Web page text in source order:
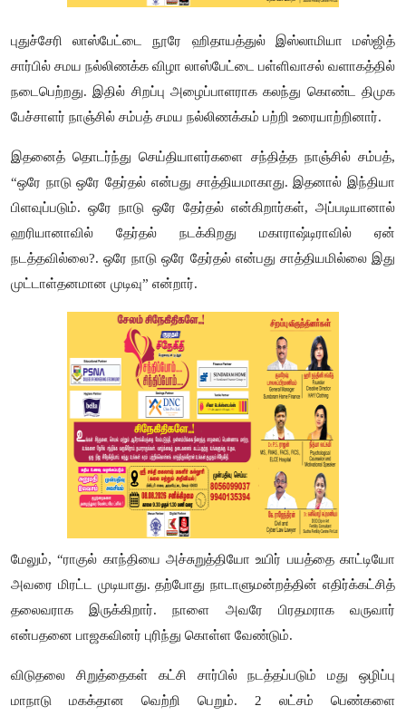
புதுச்சேரி லாஸ்பேட்டை நூரே ஹிதாயத்துல் இஸ்லாமியா மஸ்ஜித்
சார்பில் சமய நல்லிணக்க விழா லாஸ்பேட்டை பள்ளிவாசல் வளாகத்தில்
நடைபெற்றது. இதில் சிறப்பு அழைப்பாளராக கலந்து கொண்ட திமுக
பேச்சாளர் நாஞ்சில் சம்பத் சமய நல்லிணக்கம் பற்றி உரையாற்றினார்.
இதனைத் தொடர்ந்து செய்தியாளர்களை சந்தித்த நாஞ்சில் சம்பத்,
“ஒரே நாடு ஒரே தேர்தல் என்பது சாத்தியமாகாது. இதனால் இந்தியா
பிளவுப்படும். ஒரே நாடு ஒரே தேர்தல் என்கிறார்கள், அப்படியானால்
ஹரியானாவில் தேர்தல் நடக்கிறது மகாராஷ்டிராவில் ஏன்
நடத்தவில்லை?. ஒரே நாடு ஒரே தேர்தல் என்பது சாத்தியமில்லை இது
முட்டாள்தனமான முடிவு” என்றார்.
மேலும், “ராகுல் காந்தியை அச்சுறுத்தியோ உயிர் பயத்தை காட்டியோ
அவரை மிரட்ட முடியாது. தற்போது நாடாளுமன்றத்தின் எதிர்க்கட்சித்
தலைவராக இருக்கிறார். நாளை அவரே பிரதமராக வருவார்
என்பதனை பாஜகவினர் புரிந்து கொள்ள வேண்டும்.
விடுதலை சிறுத்தைகள் கட்சி சார்பில் நடத்தப்படும் மது ஒழிப்பு
மாநாடு மகக்தான வெற்றி பெறும். 2 லட்சம் பெண்களை